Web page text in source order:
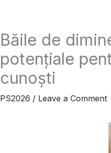
Băile de
potențiale
cunoști
PS2026 / Leave a Comment